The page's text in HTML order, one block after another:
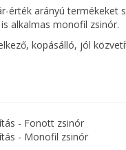
érték arányú termékeket
alkalmas monofil zsinór.
kopásálló, jól
módszerekhez
több készség is
Akadós pályán nincs
- Fonott zsinór
- Monofil zsinór